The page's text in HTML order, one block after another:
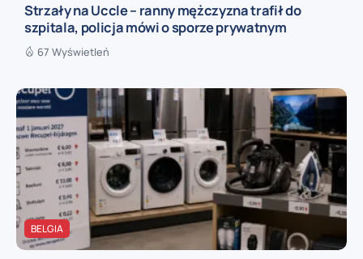
Strzały na Uccle – ranny mężczyzna trafił do
szpitala, policja mówi o sporze prywatnym
67 Wyświetleń
BELGIA